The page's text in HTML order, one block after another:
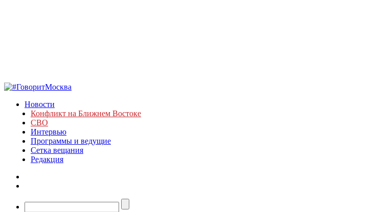
Новости
Конфликт на Ближнем Востоке
СВО
Интервью
Программы и ведущие
Сетка вещания
Редакция